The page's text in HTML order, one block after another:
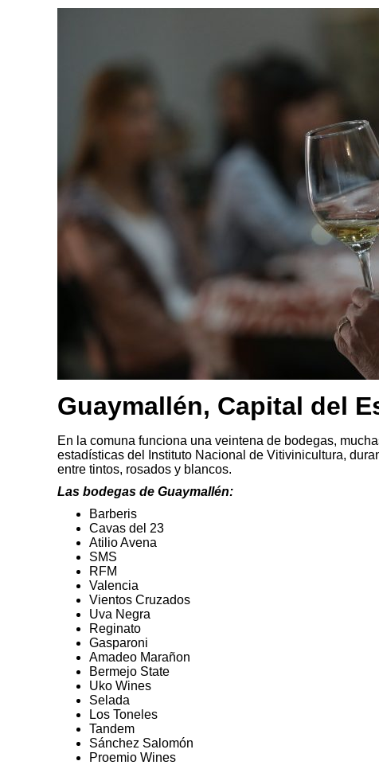
Guaymallén, Capital del
En la comuna funciona una veintena de bodegas,
estadísticas del Instituto Nacional de Vitivinicultura,
entre tintos, rosados y blancos.
Las bodegas de Guaymallén:
Barberis
Cavas del 23
Atilio Avena
SMS
RFM
Valencia
Vientos Cruzados
Uva Negra
Reginato
Gasparoni
Amadeo Marañon
Bermejo State
Uko Wines
Selada
Los Toneles
Tandem
Sánchez Salomón
Proemio Wines